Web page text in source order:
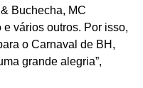
Buchecha, MC
e vários outros. Por isso,
o Carnaval de BH,
grande alegria”,